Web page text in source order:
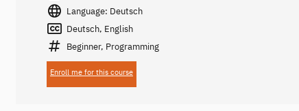
Language: Deutsch
Deutsch, English
Beginner, Programming
Enroll me for this course